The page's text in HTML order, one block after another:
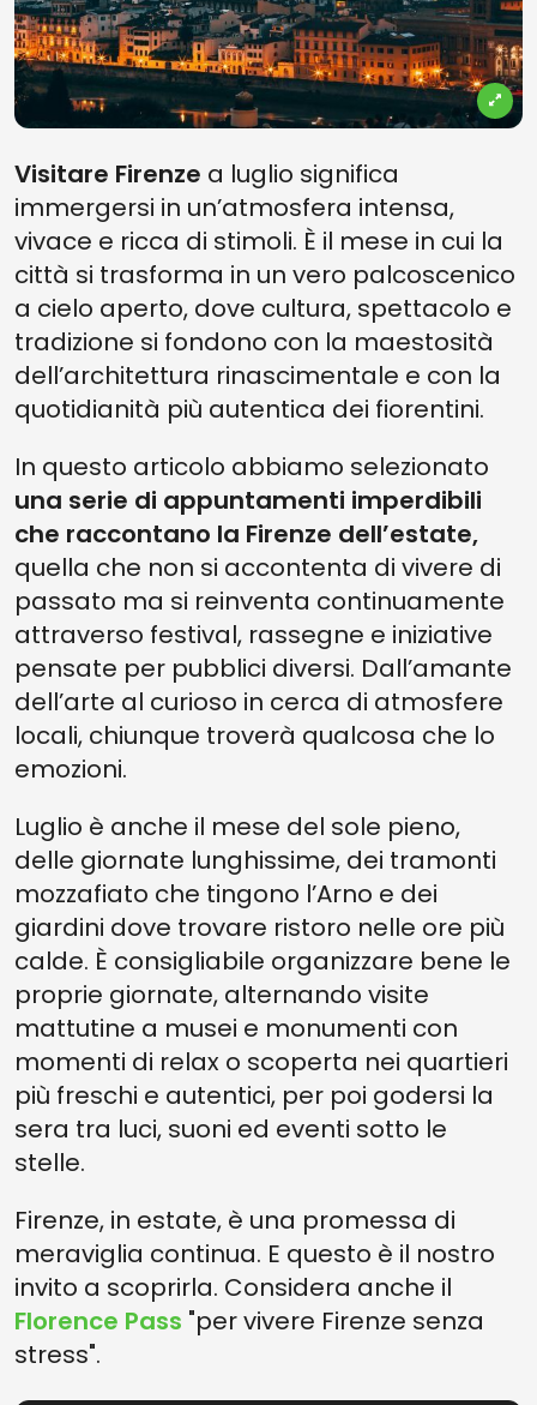
Visitare Firenze a luglio significa
immergersi in un’atmosfera intensa,
vivace e ricca di stimoli. È il mese in cui la
città si trasforma in un vero palcoscenico
a cielo aperto, dove cultura, spettacolo e
tradizione si fondono con la maestosità
dell’architettura rinascimentale e con la
quotidianità più autentica dei fiorentini.
In questo articolo abbiamo selezionato
una serie di appuntamenti imperdibili
che raccontano la Firenze dell’estate,
quella che non si accontenta di vivere di
passato ma si reinventa continuamente
attraverso festival, rassegne e iniziative
pensate per pubblici diversi. Dall’amante
dell’arte al curioso in cerca di atmosfere
locali, chiunque troverà qualcosa che lo
emozioni.
Luglio è anche il mese del sole pieno,
delle giornate lunghissime, dei tramonti
mozzafiato che tingono l’Arno e dei
giardini dove trovare ristoro nelle ore più
calde. È consigliabile organizzare bene le
proprie giornate, alternando visite
mattutine a musei e monumenti con
momenti di relax o scoperta nei quartieri
più freschi e autentici, per poi godersi la
sera tra luci, suoni ed eventi sotto le
stelle.
Firenze, in estate, è una promessa di
meraviglia continua. E questo è il nostro
invito a scoprirla. Considera anche il
Florence Pass "per vivere Firenze senza
stress".